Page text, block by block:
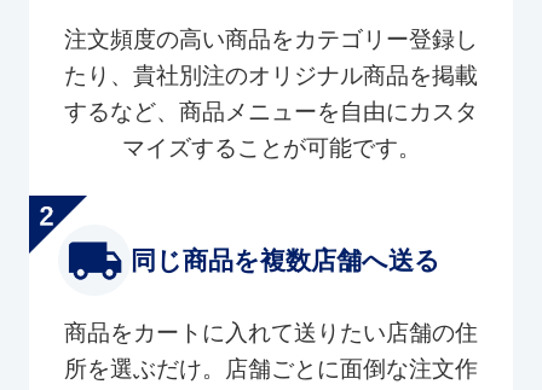
注文頻度の高い商品をカテゴリー登録し
たり、貴社別注のオリジナル商品を掲載
するなど、商品メニューを自由にカスタ
マイズすることが可能です。
同じ商品を複数店舗へ送る
商品をカートに入れて送りたい店舗の住
所を選ぶだけ。店舗ごとに面倒な注文作